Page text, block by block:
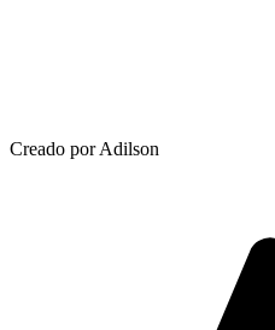
Creado por Adilson